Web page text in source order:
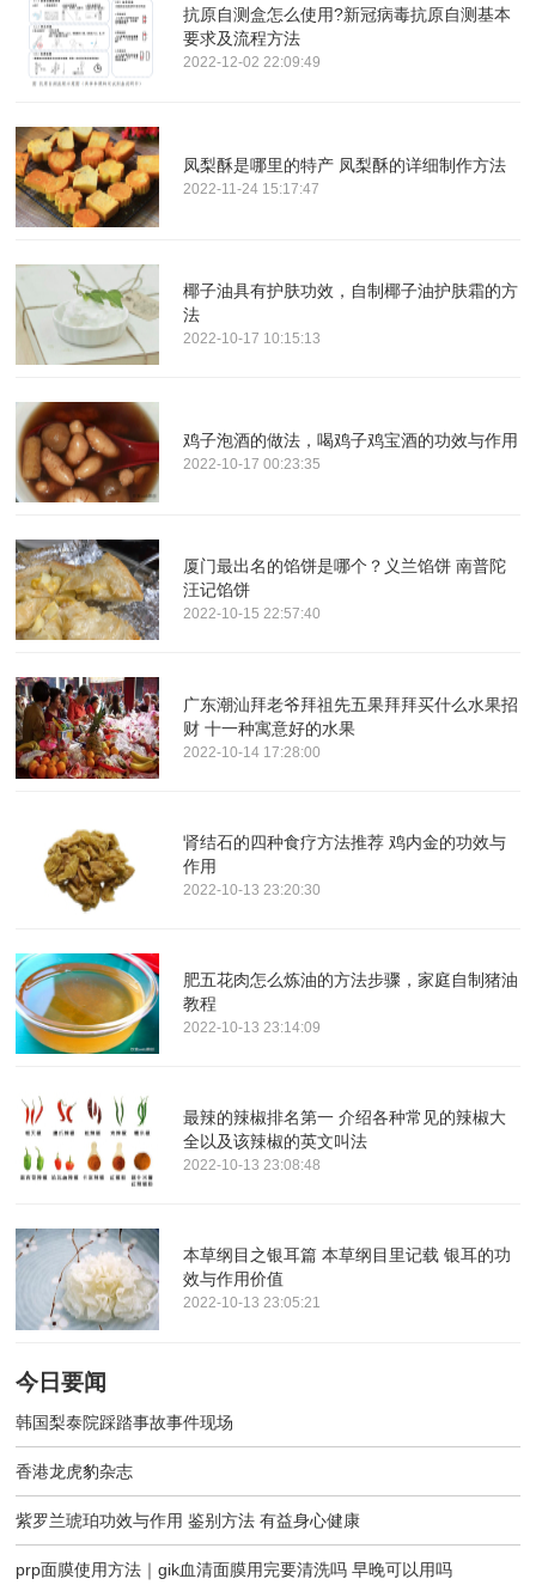
抗原自测盒怎么使用?新冠病毒抗原自测基本
要求及流程方法
2022-12-02 22:09:49
凤梨酥是哪里的特产 凤梨酥的详细制作方法
2022-11-24 15:17:47
椰子油具有护肤功效，自制椰子油护肤霜的方
法
2022-10-17 10:15:13
鸡子泡酒的做法，喝鸡子鸡宝酒的功效与作用
2022-10-17 00:23:35
厦门最出名的馅饼是哪个？义兰馅饼 南普陀
汪记馅饼
2022-10-15 22:57:40
广东潮汕拜老爷拜祖先五果拜拜买什么水果招
财 十一种寓意好的水果
2022-10-14 17:28:00
肾结石的四种食疗方法推荐 鸡内金的功效与
作用
2022-10-13 23:20:30
肥五花肉怎么炼油的方法步骤，家庭自制猪油
教程
2022-10-13 23:14:09
最辣的辣椒排名第一 介绍各种常见的辣椒大
全以及该辣椒的英文叫法
2022-10-13 23:08:48
本草纲目之银耳篇 本草纲目里记载 银耳的功
效与作用价值
2022-10-13 23:05:21
今日要闻
韩国梨泰院踩踏事故事件现场
香港龙虎豹杂志
紫罗兰琥珀功效与作用 鉴别方法 有益身心健康
prp面膜使用方法｜gik血清面膜用完要清洗吗 早晚可以用吗